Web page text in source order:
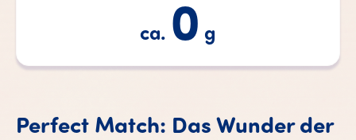
ca.0
g
Perfect Match: Das Wunder der